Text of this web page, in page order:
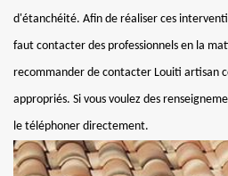
d'étanchéité. Afin de réaliser ces
faut contacter des professionnels en la
recommander de contacter Louiti artisan
appropriés. Si vous voulez des
le téléphoner directement.